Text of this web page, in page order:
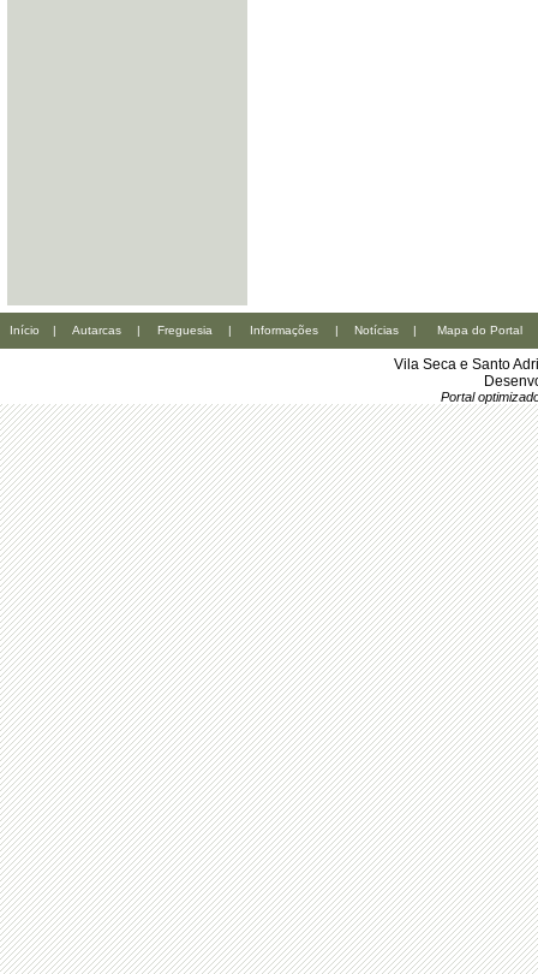
Início | Autarcas | Freguesia | Informações | Notícias | Mapa do Portal
Vila Seca e Santo
Portal